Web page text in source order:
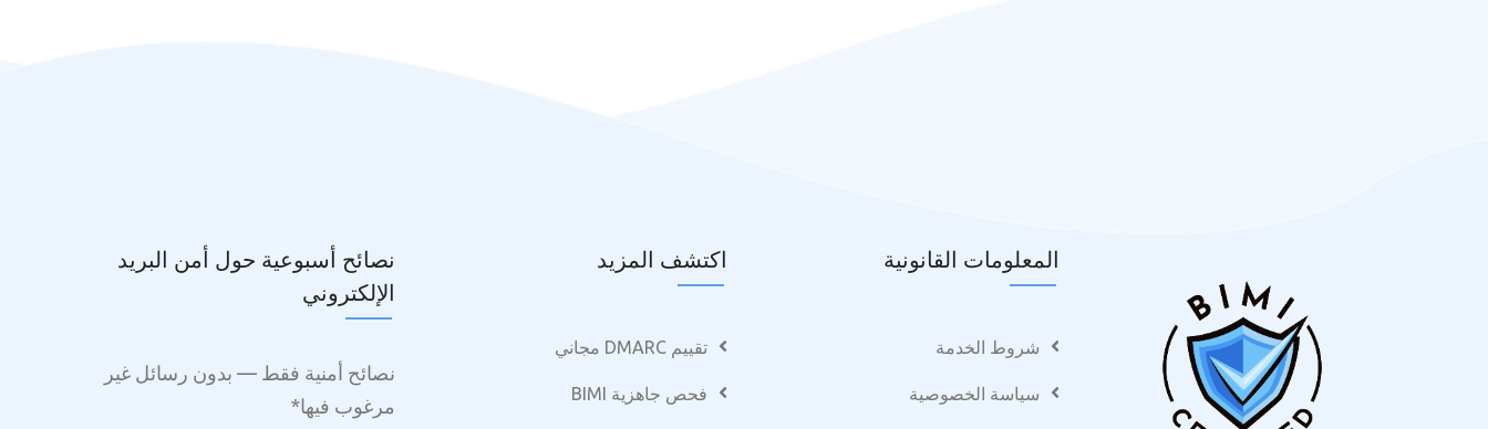
المعلومات القانونية
شروط الخدمة
سياسة الخصوصية
اكتشف المزيد
تقييم DMARC مجاني
فحص جاهزية BIMI
نصائح أسبوعية حول أمن البريد
الإلكتروني
نصائح أمنية فقط — بدون رسائل غير
مرغوب فيها*